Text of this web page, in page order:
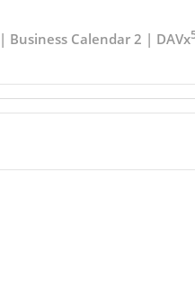
Business Calendar 2 | DAVx